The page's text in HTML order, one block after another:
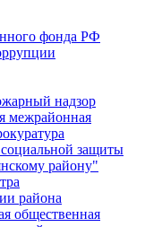
фонда РФ
надзор
межрайонная
защиты
району"
района
общественная